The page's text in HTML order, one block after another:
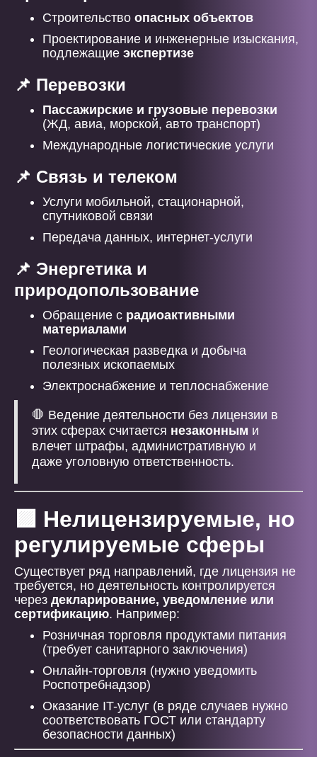
Строительство опасных объектов
Проектирование и инженерные изыскания,
подлежащие экспертизе
📌 Перевозки
Пассажирские и грузовые перевозки
(ЖД, авиа, морской, авто транспорт)
Международные логистические услуги
📌 Связь и телеком
Услуги мобильной, стационарной,
спутниковой связи
Передача данных, интернет-услуги
📌 Энергетика и
природопользование
Обращение с радиоактивными
материалами
Геологическая разведка и добыча
полезных ископаемых
Электроснабжение и теплоснабжение
🛑 Ведение деятельности без лицензии в
этих сферах считается незаконным и
влечет штрафы, административную и
даже уголовную ответственность.
🟪 Нелицензируемые, но
регулируемые сферы
Существует ряд направлений, где лицензия не
требуется, но деятельность контролируется
через декларирование, уведомление или
сертификацию. Например:
Розничная торговля продуктами питания
(требует санитарного заключения)
Онлайн-торговля (нужно уведомить
Роспотребнадзор)
Оказание IT-услуг (в ряде случаев нужно
соответствовать ГОСТ или стандарту
безопасности данных)